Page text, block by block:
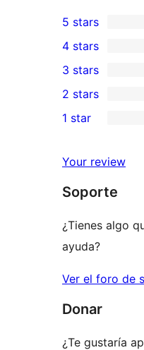
1
5-
star
review
5 stars
4-
star
review
4 stars
0
3-
star
3 stars
2-
reviews
2 stars
star
review
1 star
Your review
Soporte
¿Tienes algo
ayuda?
Ver el foro de
Donar
¿Te gustaría